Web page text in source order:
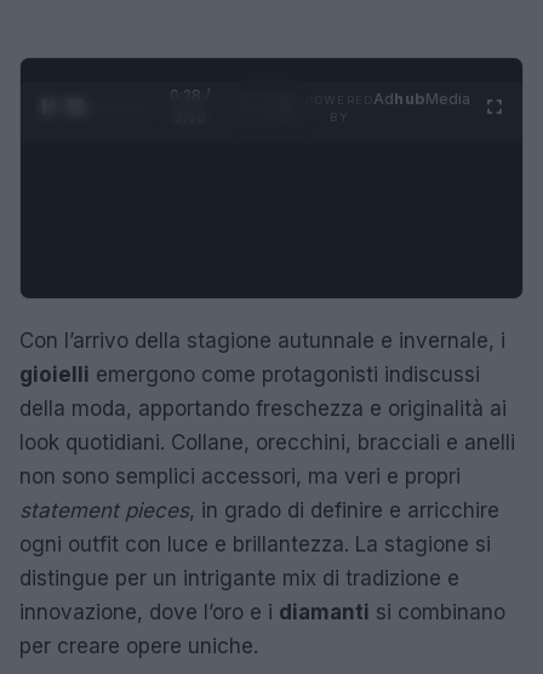
0:29 /
AdhubMedia
Con l’arrivo della stagione autunnale e invernale, i
gioielli emergono come protagonisti indiscussi
della moda, apportando freschezza e originalità ai
look quotidiani. Collane, orecchini, bracciali e anelli
non sono semplici accessori, ma veri e propri
statement pieces, in grado di definire e arricchire
ogni outfit con luce e brillantezza. La stagione si
distingue per un intrigante mix di tradizione e
innovazione, dove l’oro e i diamanti si combinano
per creare opere uniche.